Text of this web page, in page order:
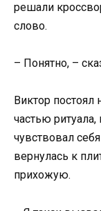
решали
слово.
– Понятно, –
Виктор
частью
чувствовал
вернулась к
прихожую.